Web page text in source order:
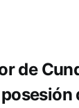
de